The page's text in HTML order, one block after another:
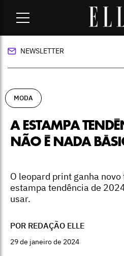
A estampa
básica
NEWSLETTER
MODA
A ESTAMPA
NÃO É NADA
O leopard print ganha
estampa tendência de
usar.
POR REDAÇÃO ELLE
29 de janeiro de 2024